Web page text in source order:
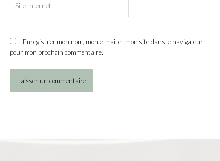
Internet
Enregistrer mon nom, mon e-mail et mon site dans le navigateur
pour mon prochain commentaire.